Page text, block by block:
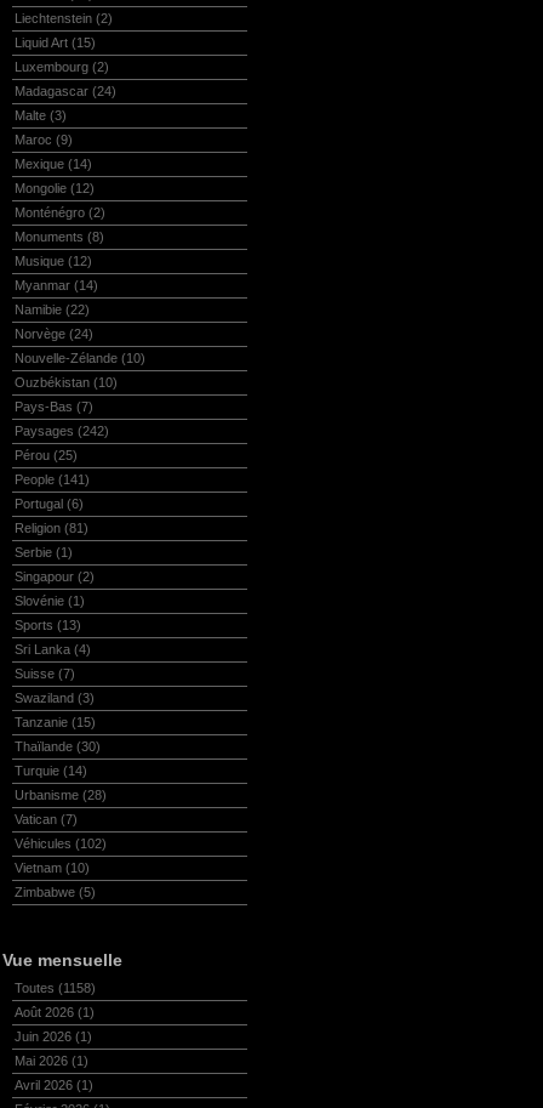
Liechtenstein (2)
Liquid Art (15)
Luxembourg (2)
Madagascar (24)
Malte (3)
Maroc (9)
Mexique (14)
Mongolie (12)
Monténégro (2)
Monuments (8)
Musique (12)
Myanmar (14)
Namibie (22)
Norvège (24)
Nouvelle-Zélande (10)
Ouzbékistan (10)
Pays-Bas (7)
Paysages (242)
Pérou (25)
People (141)
Portugal (6)
Religion (81)
Serbie (1)
Singapour (2)
Slovénie (1)
Sports (13)
Sri Lanka (4)
Suisse (7)
Swaziland (3)
Tanzanie (15)
Thaïlande (30)
Turquie (14)
Urbanisme (28)
Vatican (7)
Véhicules (102)
Vietnam (10)
Zimbabwe (5)
Vue mensuelle
Toutes (1158)
Août 2026 (1)
Juin 2026 (1)
Mai 2026 (1)
Avril 2026 (1)